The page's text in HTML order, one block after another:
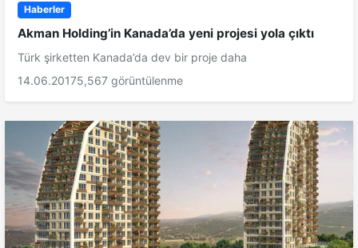
Haberler
Akman Holding’in Kanada’da yeni projesi yola çıktı
Türk şirketten Kanada’da dev bir proje daha
14.06.20175,567 görüntülenme